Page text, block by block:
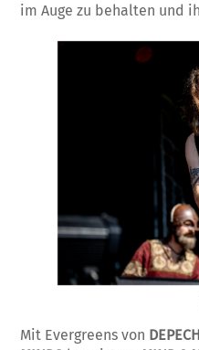
im Auge zu behalten und
Mit Evergreens von